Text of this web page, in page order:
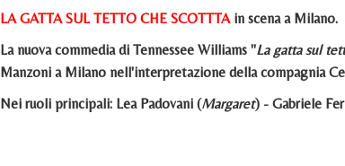
LA GATTA SUL TETTO CHE SCOTTTA in scena a Milano.
La nuova commedia di Tennessee Williams "La gatta sul
Manzoni a Milano nell'interpretazione della compagnia
Nei ruoli principali: Lea Padovani (Margaret) - Gabriele